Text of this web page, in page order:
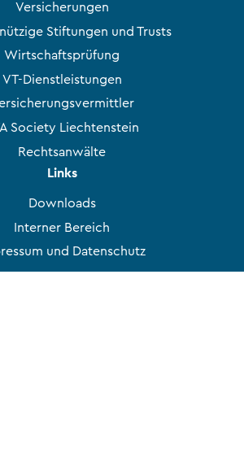
Versicherungen
Stiftungen und Trusts
Wirtschaftsprüfung
VT-Dienstleistungen
Society Liechtenstein
Rechtsanwälte
Links
Downloads
Interner Bereich
und Datenschutz